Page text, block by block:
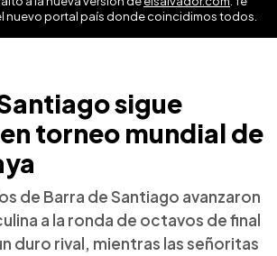
nuevo portal país donde coincidimos todos.
sigue
torneo mundial de
de Barra de Santiago avanzaron
a la ronda de octavos de final
duro rival, mientras las señoritas